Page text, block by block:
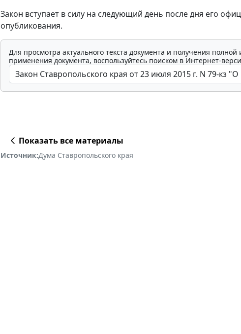
Закон вступает в силу на следующий день после дня его
опубликования.
Для просмотра актуального текста документа и получения
применения документа, воспользуйтесь поиском в Интернет-
Показать все материалы
Источник:Дума Ставропольского края